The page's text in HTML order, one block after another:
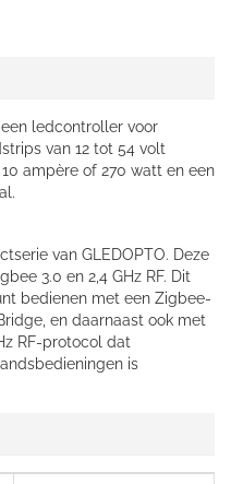
een ledcontroller voor
van 12 tot 54 volt
ampère of 270 watt en een
van GLEDOPTO. Deze
3.0 en 2,4 GHz RF. Dit
bedienen met een Zigbee-
en daarnaast ook met
RF-protocol dat
is